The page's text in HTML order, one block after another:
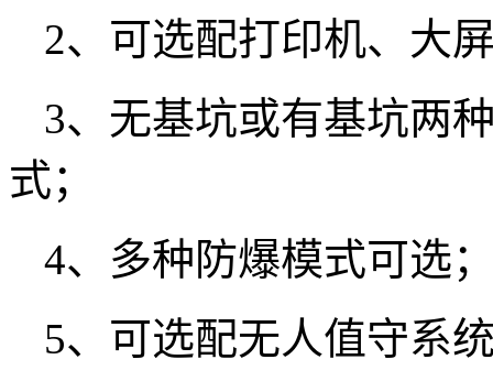
2、可选配打印机、大
3、无基坑或有基坑两
式；
4、多种防爆模式可选
5、可选配无人值守系